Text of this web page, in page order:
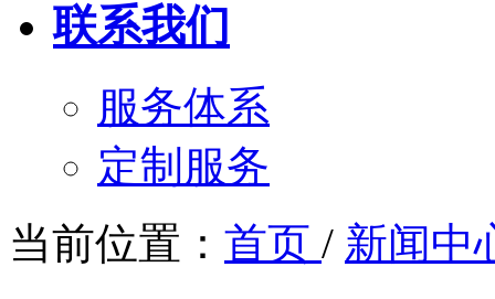
联系我们
服务体系
定制服务
当前位置： 首页 / 新闻中